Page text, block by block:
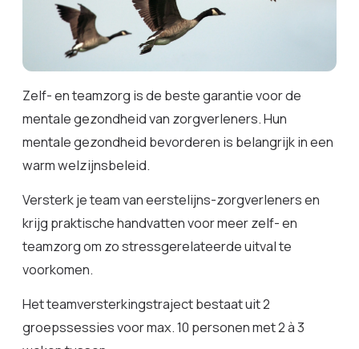
Zelf- en teamzorg is de beste garantie voor de
mentale gezondheid van zorgverleners. Hun
mentale gezondheid bevorderen is belangrijk in een
warm welzijnsbeleid.
Versterk je team van eerstelijns-zorgverleners en
krijg praktische handvatten voor meer zelf- en
teamzorg om zo stressgerelateerde uitval te
voorkomen.
Het teamversterkingstraject bestaat uit 2
groepssessies voor max. 10 personen met 2 à 3